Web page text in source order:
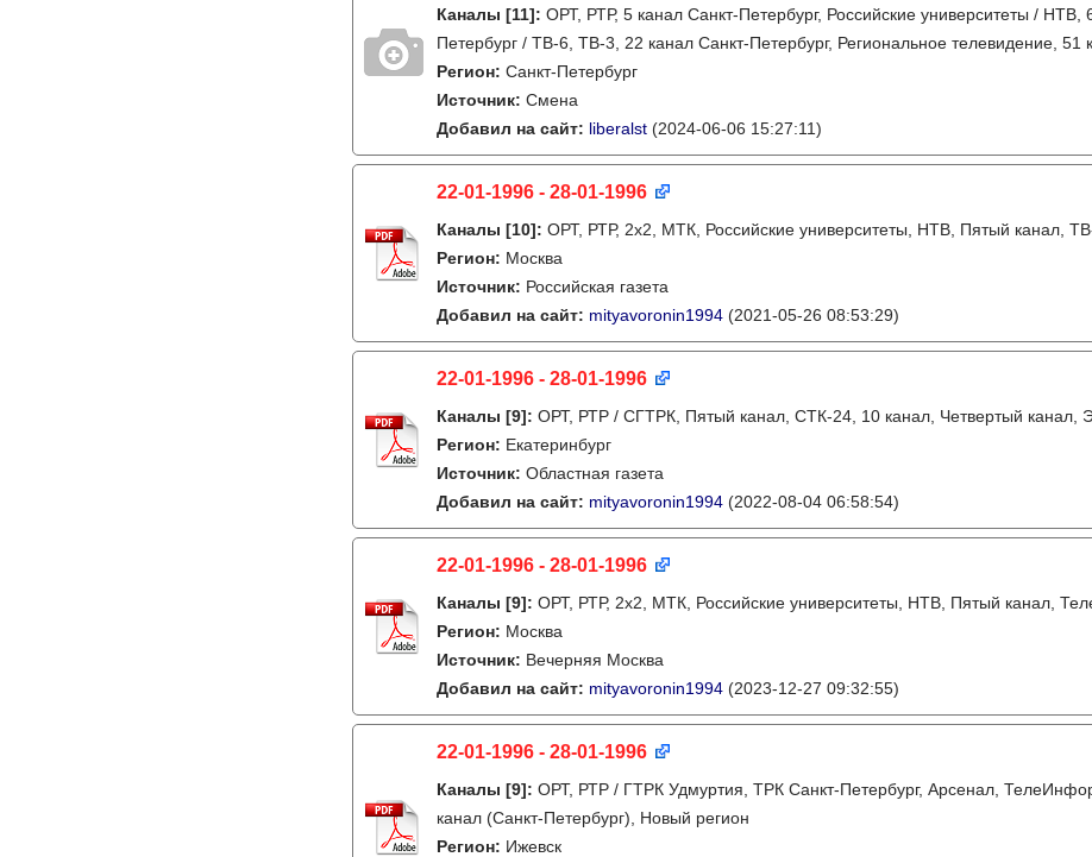
Каналы [11]: ОРТ, РТР, 5 канал Санкт-Петербург, Российские университеты / НТВ,
Петербург / ТВ-6, ТВ-3, 22 канал Санкт-Петербург, Региональное телевидение, 51
Регион: Санкт-Петербург
Источник: Смена
Добавил на сайт: liberalst (2024-06-06 15:27:11)
22-01-1996 - 28-01-1996
Каналы [10]: ОРТ, РТР, 2х2, МТК, Российские университеты, НТВ, Пятый канал,
Регион: Москва
Источник: Российская газета
Добавил на сайт: mityavoronin1994 (2021-05-26 08:53:29)
22-01-1996 - 28-01-1996
Каналы [9]: ОРТ, РТР / СГТРК, Пятый канал, СТК-24, 10 канал, Четвертый
Регион: Екатеринбург
Источник: Областная газета
Добавил на сайт: mityavoronin1994 (2022-08-04 06:58:54)
22-01-1996 - 28-01-1996
Каналы [9]: ОРТ, РТР, 2х2, МТК, Российские университеты, НТВ, Пятый канал,
Регион: Москва
Источник: Вечерняя Москва
Добавил на сайт: mityavoronin1994 (2023-12-27 09:32:55)
22-01-1996 - 28-01-1996
Каналы [9]: ОРТ, РТР / ГТРК Удмуртия, ТРК Санкт-Петербург, Арсенал,
канал (Санкт-Петербург), Новый регион
Регион: Ижевск